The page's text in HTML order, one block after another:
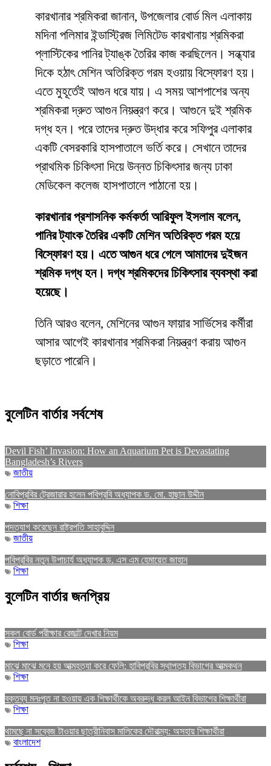
কারখানার শ্রমিকরা জানান, উপজেলার বোর্ড মিল এলাকায়
মদিনা পলিমার ইন্ডাস্ট্রিজ লিমিটেড কারখানায় শ্রমিকরা
প্লাস্টিকের পানির ট্যাঙ্ক তৈরির কাজ করছিলেন। সন্ধ্যার
দিকে হঠাৎ মেশিন অতিরিক্ত গরম হওয়ায় বিস্ফোরণ হয়।
এতে মুহূর্তেই আগুন ধরে যায়। এ সময় আশপাশের অন্য
শ্রমিকরা দ্রুত আগুন নিয়ন্ত্রণ করে। আগুনে দুই শ্রমিক
দগ্ধ হন। পরে তাদের দ্রুত উদ্ধার করে সফিপুর এলাকার
একটি বেসরকারি হাসপাতালে ভর্তি করে। সেখানে তাদের
প্রাথমিক চিকিৎসা দিয়ে উন্নত চিকিৎসার জন্য ঢাকা
মেডিকেল কলেজ হাসপাতালে পাঠানো হয়।
কারখানার প্রশাসনিক কর্মকর্তা আরিফুল ইসলাম বলেন,
পানির ট্যাংক তৈরির একটি মেশিন অতিরিক্ত গরম হয়ে
বিস্ফোরণ হয়। এতে আগুন ধরে গেলে আমাদের দুইজন
শ্রমিক দগ্ধ হন। দগ্ধ শ্রমিকদের চিকিৎসার ব্যবস্থা করা
হয়েছে।
তিনি আরও বলেন, মেশিনের আগুন ফায়ার সার্ভিসের কর্মীরা
আসার আগেই কারখানার শ্রমিকরা নিয়ন্ত্রণ করায় আগুন
ছড়াতে পারেনি।
বুলেটিন বার্তার সর্বশেষ
Devil Fish’ Invasion: How an Aquarium Pet is Devastating
Bangladesh’s Rivers
জাতীয়
নোবিপ্রবির ট্রেজারার হলেন পবিপ্রবি অধ্যাপক ড. মো. হাছান উদ্দীন
শিক্ষা
পদত্যাগ করেছেন রাষ্ট্রপতি সাহাবুদ্দিন
জাতীয়
পবিপ্রবির নতুন উপাচার্য অধ্যাপক ড. এস এম হেমায়েত জাহান
শিক্ষা
বুলেটিন বার্তার জনপ্রিয়
সকল বোর্ড পরীক্ষার রেজাল্ট দেখার নিয়ম
শিক্ষা
মাঝে মাঝে মনে হয় আত্মহত্যা করে ফেলি: হাবিপ্রবির স্থাপত্য বিভাগের আত্মকথন
শিক্ষা
বক্তব্য মনঃপুত না হওয়ায় এক শিক্ষার্থীকে অবরুদ্ধ করল আইন বিভাগের শিক্ষার্থীরা
শিক্ষা
থামছে না সব্বেজ টাওয়ার ছাত্রীনিবাস মালিকের দৌরাত্ম্য: অসহায় শিক্ষার্থীরা
বাংলাদেশ